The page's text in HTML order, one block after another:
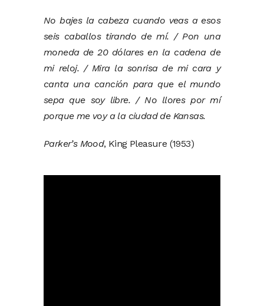
No bajes la cabeza cuando veas a esos
seis caballos tirando de mí. / Pon una
moneda de 20 dólares en la cadena de
mi reloj. / Mira la sonrisa de mi cara y
canta una canción para que el mundo
sepa que soy libre. / No llores por mí
porque me voy a la ciudad de Kansas.
Parker’s Mood, King Pleasure (1953)